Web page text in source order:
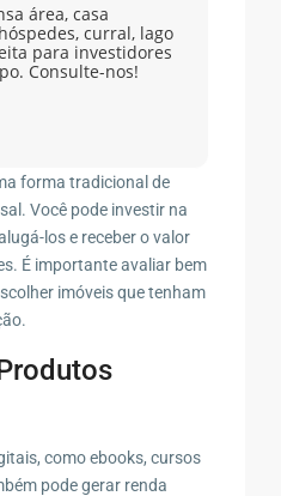
área, casa
curral, lago
para investidores
Consulte-nos!
forma tradicional de
Você pode investir na
los e receber o valor
É importante avaliar bem
imóveis que tenham
como ebooks, cursos
pode gerar renda